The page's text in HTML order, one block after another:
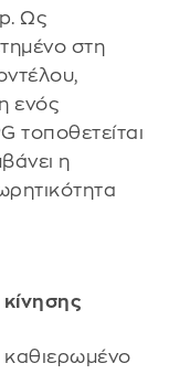
Ως
στη
ενός
τοποθετείται
η
κίνησης
καθιερωμένο